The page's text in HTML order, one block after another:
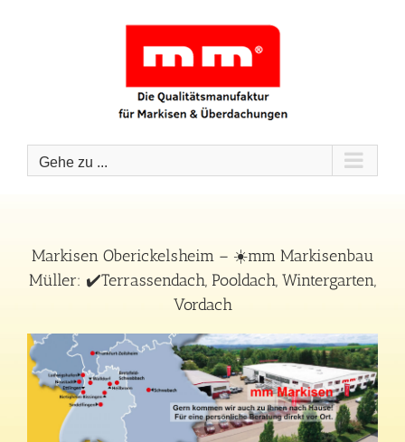
Gehe zu ...
Markisen Oberickelsheim – ☀️mm Markisenbau
Müller: ✔️Terrassendach, Pooldach, Wintergarten,
Vordach